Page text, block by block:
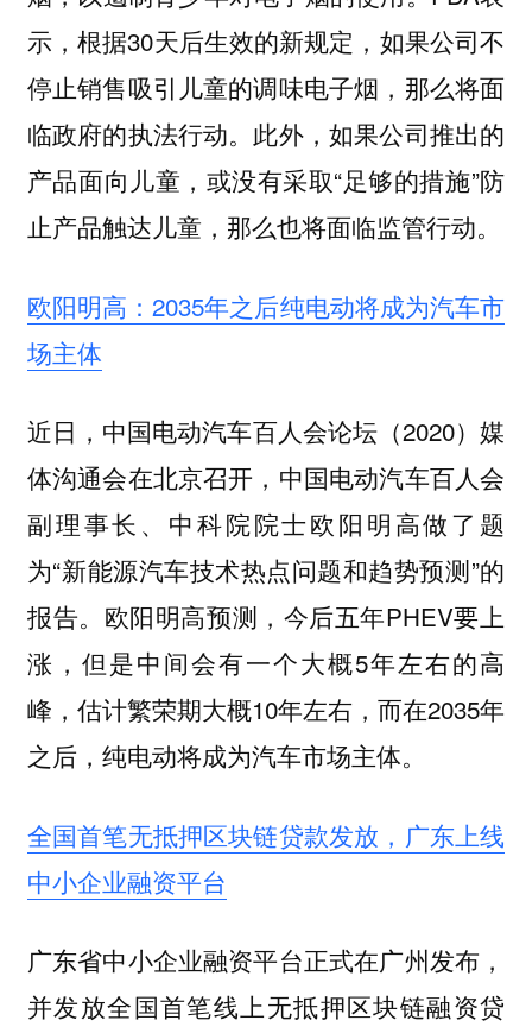
示，根据30天后生效的新规定，如果公司不
停止销售吸引儿童的调味电子烟，那么将面
临政府的执法行动。此外，如果公司推出的
产品面向儿童，或没有采取“足够的措施”防
止产品触达儿童，那么也将面临监管行动。
欧阳明高：2035年之后纯电动将成为汽车市
场主体
近日，中国电动汽车百人会论坛（2020）媒
体沟通会在北京召开，中国电动汽车百人会
副理事长、中科院院士欧阳明高做了题
为“新能源汽车技术热点问题和趋势预测”的
报告。欧阳明高预测，今后五年PHEV要上
涨，但是中间会有一个大概5年左右的高
峰，估计繁荣期大概10年左右，而在2035年
之后，纯电动将成为汽车市场主体。
全国首笔无抵押区块链贷款发放，广东上线
中小企业融资平台
广东省中小企业融资平台正式在广州发布，
并发放全国首笔线上无抵押区块链融资贷